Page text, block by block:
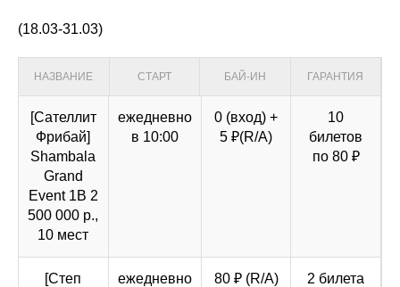
(18.03-31.03)
НАЗВАНИЕ СТАРТ БАЙ-ИН ГАРАНТИЯ
[Cателлит
Фрибай]
Shambala
Grand
Event 1B 2
500 000 р.,
10 мест
ежедневно
в 10:00
0 (вход) +
5 ₽(R/A)
10
билетов
по 80 ₽
[Степ
ежедневно
80 ₽ (R/A)
2 билета